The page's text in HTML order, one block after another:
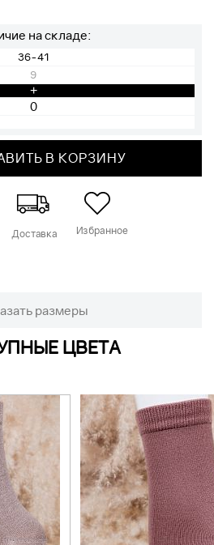
на складе:
36-41
9
+
В КОРЗИНУ
Доставка Избранное
размеры
ЦВЕТА